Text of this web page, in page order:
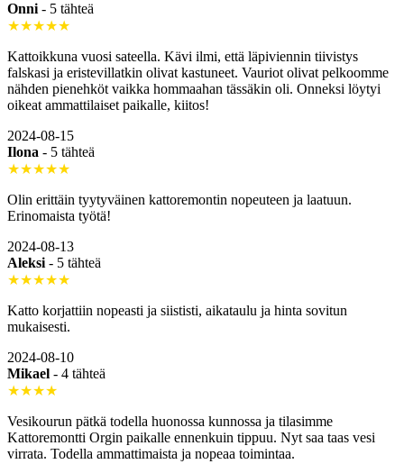
Onni - 5 tähteä
★★★★★
Kattoikkuna vuosi sateella. Kävi ilmi, että läpiviennin tiivistys
falskasi ja eristevillatkin olivat kastuneet. Vauriot olivat pelkoomme
nähden pienehköt vaikka hommaahan tässäkin oli. Onneksi löytyi
oikeat ammattilaiset paikalle, kiitos!
2024-08-15
Ilona - 5 tähteä
★★★★★
Olin erittäin tyytyväinen kattoremontin nopeuteen ja laatuun.
Erinomaista työtä!
2024-08-13
Aleksi - 5 tähteä
★★★★★
Katto korjattiin nopeasti ja siististi, aikataulu ja hinta sovitun
mukaisesti.
2024-08-10
Mikael - 4 tähteä
★★★★
Vesikourun pätkä todella huonossa kunnossa ja tilasimme
Kattoremontti Orgin paikalle ennenkuin tippuu. Nyt saa taas vesi
virrata. Todella ammattimaista ja nopeaa toimintaa.